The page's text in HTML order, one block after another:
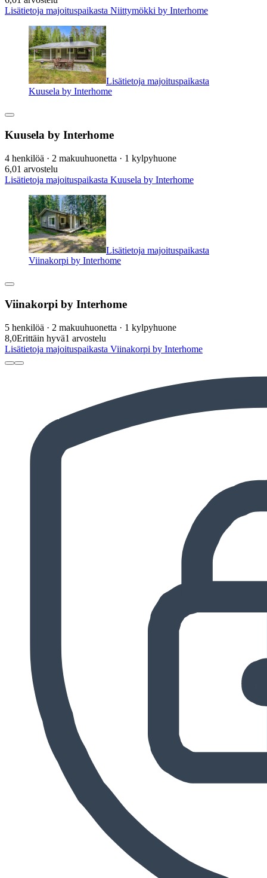
Lisätietoja majoituspaikasta Niittymökki by Interhome
Lisätietoja majoituspaikasta
Kuusela by Interhome
Kuusela by Interhome
4 henkilöä · 2 makuuhuonetta · 1 kylpyhuone
6,01 arvostelu
Lisätietoja majoituspaikasta Kuusela by Interhome
Lisätietoja majoituspaikasta
Viinakorpi by Interhome
Viinakorpi by Interhome
5 henkilöä · 2 makuuhuonetta · 1 kylpyhuone
8,0Erittäin hyvä1 arvostelu
Lisätietoja majoituspaikasta Viinakorpi by Interhome